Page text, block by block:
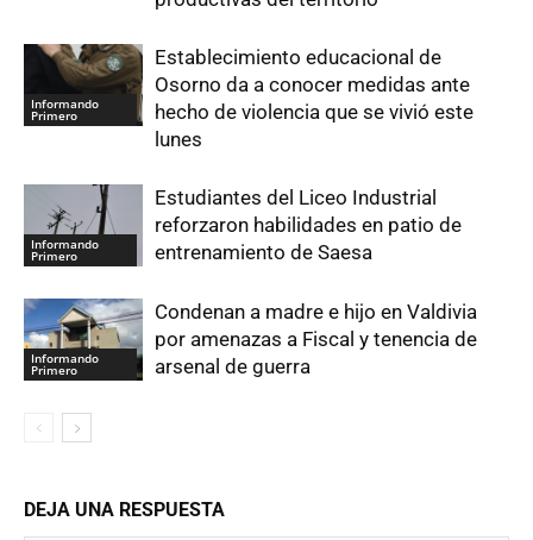
Informando
Primero
Establecimiento educacional de
Osorno da a conocer medidas ante
hecho de violencia que se vivió este
lunes
Informando
Primero
Estudiantes del Liceo Industrial
reforzaron habilidades en patio de
entrenamiento de Saesa
Informando
Primero
Condenan a madre e hijo en Valdivia
por amenazas a Fiscal y tenencia de
arsenal de guerra
DEJA UNA RESPUESTA